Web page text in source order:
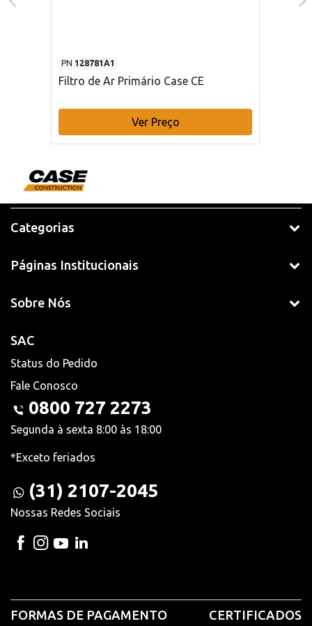
PN 128781A1
Filtro de Ar Primário Case CE
Ver Preço
Categorias
Páginas Institucionais
Sobre Nós
SAC
Status do Pedido
Fale Conosco
0800 727 2273
Segunda à sexta 8:00 às 18:00
*Exceto feriados
(31) 2107-2045
Nossas Redes Sociais
FORMAS DE PAGAMENTO CERTIFICADOS